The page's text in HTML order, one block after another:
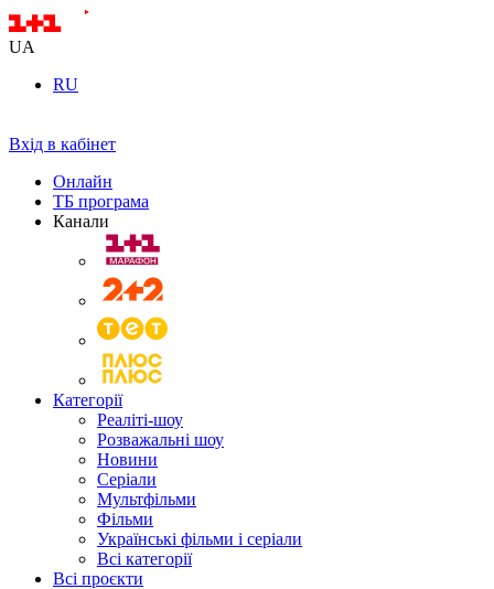
UA
RU
Вхід в кабінет
Онлайн
ТБ програма
Канали
Категорії
Реаліті-шоу
Розважальні шоу
Новини
Серіали
Мультфільми
Фільми
Українські фільми і серіали
Всі категорії
Всі проєкти